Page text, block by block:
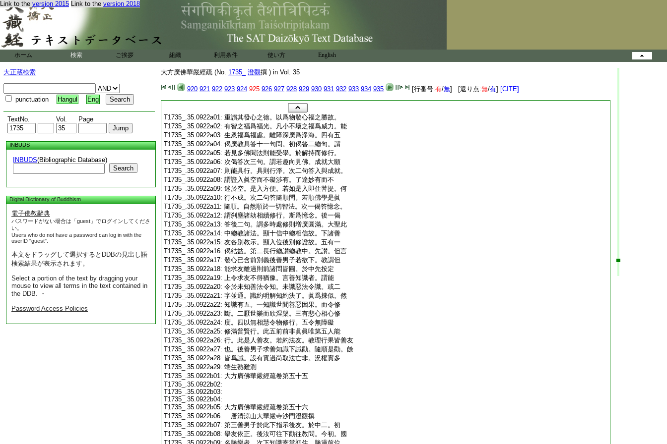
Link to the version 2015 Link to the version 2018
ホーム 検索 ご挨拶 組織 利用条件 使い方 English
大正蔵検索
punctuation Hangul Eng
TextNo. Vol. Page
INBUDS
INBUDS(Bibliographic Database)
Search
Digital Dictionary of Buddhism
電子佛教辭典
パスワードがない場合は「guest」でログインしてくださ
い。
Users who do not have a password can log in with the
userID "guest".
本文をドラッグして選択するとDDBの見出し語
検索結果が表示されます。
Select a portion of the text by dragging your
mouse to view all terms in the text contained in
the DDB. ・
Password Access Policies
大方廣佛華嚴經疏 (No. 1735_ 澄觀撰 ) in Vol. 35
920 921 922 923 924 925 926 927 928 929 930 931 932 933 934 935 [行番号:有/無] [返り点:無/有] [CITE]
T1735_.35.0922a01: 重讃其發心之徳。以爲物發心福之勝故。
T1735_.35.0922a02: 有智之福爲福光。凡小不壞之福爲威力。能
T1735_.35.0922a03: 生衆福爲福處。離障深廣爲淨海。四有五
T1735_.35.0922a04: 偈廣教具答十一句問。初偈答二總句。謂
T1735_.35.0922a05: 若見多佛聞法則能受學。於解持而修行。
T1735_.35.0922a06: 次偈答次三句。謂若趣向見佛。成就大願
T1735_.35.0922a07: 則能具行。具則行淨。次二句答入與成就。
T1735_.35.0922a08: 謂證入眞空而不礙渉有。了達妙有而不
T1735_.35.0922a09: 迷於空。是入方便。若如是入即住菩提。何
T1735_.35.0922a10: 行不成。次二句答隨順問。若順佛學是眞
T1735_.35.0922a11: 隨順。自然順於一切智法。次一偈答憶念。
T1735_.35.0922a12: 謂刹塵諸劫相續修行。斯爲憶念。後一偈
T1735_.35.0922a13: 答後二句。謂多時處修則増廣圓滿。大聖此
T1735_.35.0922a14: 中總教諸法。顯十信中總相信故。下諸善
T1735_.35.0922a15: 友各別教示。顯入位後別修證故。五有一
T1735_.35.0922a16: 偈結益。第二長行總讃總教中。先讃。但言
T1735_.35.0922a17: 發心已含前別義後善男子若欲下。教謂但
T1735_.35.0922a18: 能求友離過則前諸問皆圓。於中先按定
T1735_.35.0922a19: 上令求友不得猶豫。言善知識者。謂能
T1735_.35.0922a20: 令於未知善法令知。未識惡法令識。或二
T1735_.35.0922a21: 字並通。識約明解知約決了。眞爲揀似。然
T1735_.35.0922a22: 知識有五。一知識世間善惡因果。而令修
T1735_.35.0922a23: 斷。二厭世樂而欣涅槃。三有悲心相心修
T1735_.35.0922a24: 度。四以無相慧令物修行。五令無障礙
T1735_.35.0922a25: 修滿普賢行。此五前前非眞眞唯第五人能
T1735_.35.0922a26: 行。此是人善友。若約法友。教理行果皆善友
T1735_.35.0922a27: 也。後善男子求善知識下誡勸。隨順是勸。餘
T1735_.35.0922a28: 皆爲誡。設有實過尚取法亡非。況權實多
T1735_.35.0922a29: 端生熟難測
T1735_.35.0922b01: 大方廣佛華嚴經疏卷第五十五
T1735_.35.0922b02:
T1735_.35.0922b03:
T1735_.35.0922b04:
T1735_.35.0922b05: 大方廣佛華嚴經疏卷第五十六
T1735_.35.0922b06:
唐清涼山大華嚴寺沙門澄觀撰
T1735_.35.0922b07: 第三善男子於此下指示後友。於中二。初
T1735_.35.0922b08: 擧友依正。後汝可往下勸往教問。今初。國